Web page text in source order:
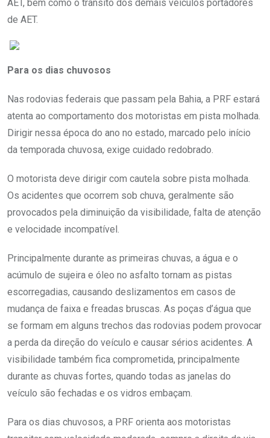
AET, bem como o trânsito dos demais veículos portadores
de AET.
Para os dias chuvosos
Nas rodovias federais que passam pela Bahia, a PRF estará
atenta ao comportamento dos motoristas em pista molhada.
Dirigir nessa época do ano no estado, marcado pelo início
da temporada chuvosa, exige cuidado redobrado.
O motorista deve dirigir com cautela sobre pista molhada.
Os acidentes que ocorrem sob chuva, geralmente são
provocados pela diminuição da visibilidade, falta de atenção
e velocidade incompatível.
Principalmente durante as primeiras chuvas, a água e o
acúmulo de sujeira e óleo no asfalto tornam as pistas
escorregadias, causando deslizamentos em casos de
mudança de faixa e freadas bruscas. As poças d’água que
se formam em alguns trechos das rodovias podem provocar
a perda da direção do veículo e causar sérios acidentes. A
visibilidade também fica comprometida, principalmente
durante as chuvas fortes, quando todas as janelas do
veículo são fechadas e os vidros embaçam.
Para os dias chuvosos, a PRF orienta aos motoristas